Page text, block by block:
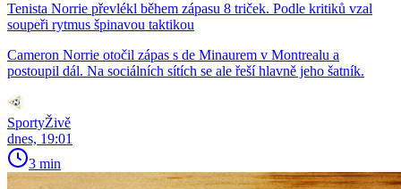
Tenista Norrie převlékl během zápasu 8 triček. Podle kritiků vzal
soupeři rytmus špinavou taktikou
Cameron Norrie otočil zápas s de Minaurem v Montrealu a
postoupil dál. Na sociálních sítích se ale řeší hlavně jeho šatník.
SportyŽivě
dnes, 19:01
3 min